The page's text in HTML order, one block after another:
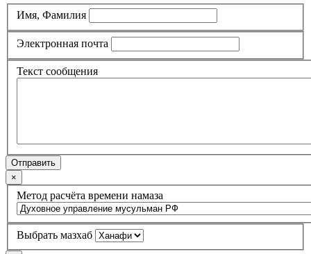
Имя, Фамилия
Электронная почта
Текст сообщения
Отправить
×
Метод расчёта времени намаза
Выбрать мазхаб